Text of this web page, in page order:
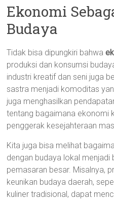
Ekonomi
Budaya
Tidak bisa dipungkiri bahwa
produksi dan konsumsi
industri kreatif dan seni juga
sastra menjadi komoditas
juga menghasilkan
tentang bagaimana ekonomi
penggerak kesejahteraan
Kita juga bisa melihat
dengan budaya lokal menjadi
pemasaran besar. Misalnya,
keunikan budaya daerah,
kuliner tradisional, dapat